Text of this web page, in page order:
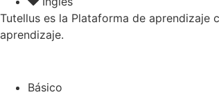
Tutellus es la Plataforma de
aprendizaje.
Básico